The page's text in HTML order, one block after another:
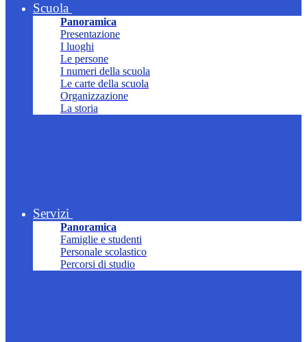
Scuola
Panoramica
Presentazione
I luoghi
Le persone
I numeri della scuola
Le carte della scuola
Organizzazione
La storia
Servizi
Panoramica
Famiglie e studenti
Personale scolastico
Percorsi di studio